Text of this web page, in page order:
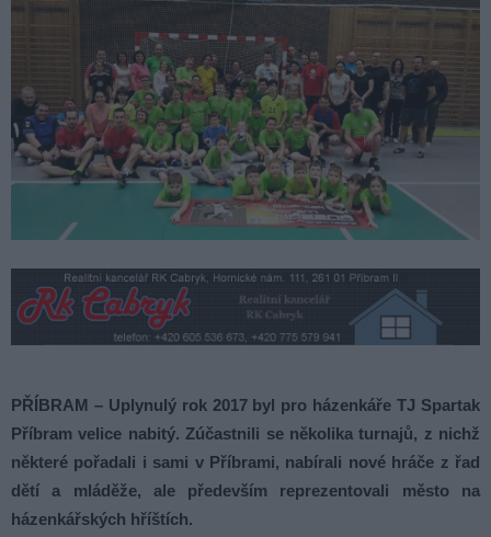
PŘÍBRAM – Uplynulý rok 2017 byl pro házenkáře TJ Spartak
Příbram velice nabitý. Zúčastnili se několika turnajů, z nichž
některé pořadali i sami v Příbrami, nabírali nové hráče z řad
dětí a mláděže, ale především reprezentovali město na
házenkářských hříštích.